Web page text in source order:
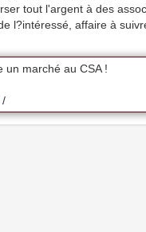
tout l'argent à des
l?intéressé, affaire à
un marché au CSA !
/